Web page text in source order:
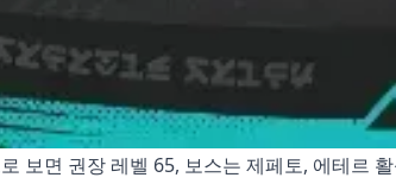
보면 권장 레벨 65, 보스는 제페토, 에테르